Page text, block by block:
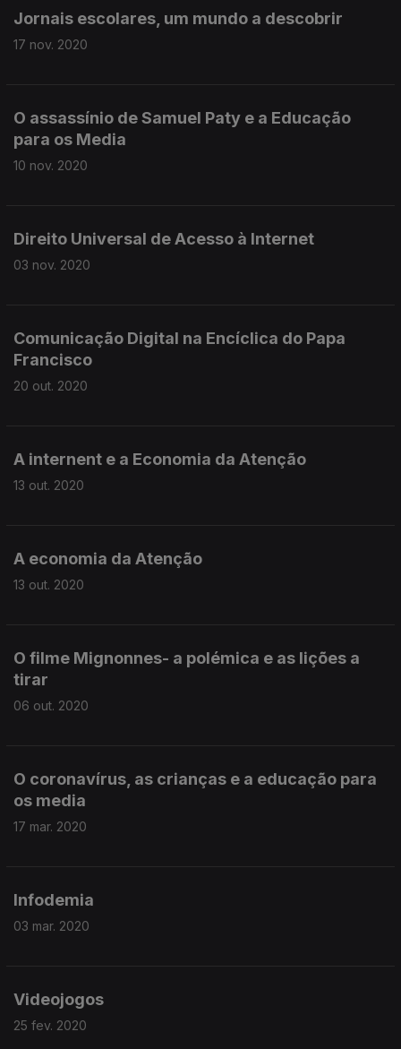
Jornais escolares, um mundo a descobrir
17 nov. 2020
O assassínio de Samuel Paty e a Educação
para os Media
10 nov. 2020
Direito Universal de Acesso à Internet
03 nov. 2020
Comunicação Digital na Encíclica do Papa
Francisco
20 out. 2020
A internent e a Economia da Atenção
13 out. 2020
A economia da Atenção
13 out. 2020
O filme Mignonnes- a polémica e as lições a
tirar
06 out. 2020
O coronavírus, as crianças e a educação para
os media
17 mar. 2020
Infodemia
03 mar. 2020
Videojogos
25 fev. 2020